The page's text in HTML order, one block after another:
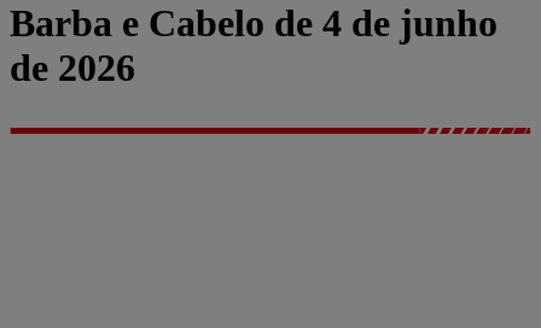
Barba e Cabelo de 4 de junho
de 2026